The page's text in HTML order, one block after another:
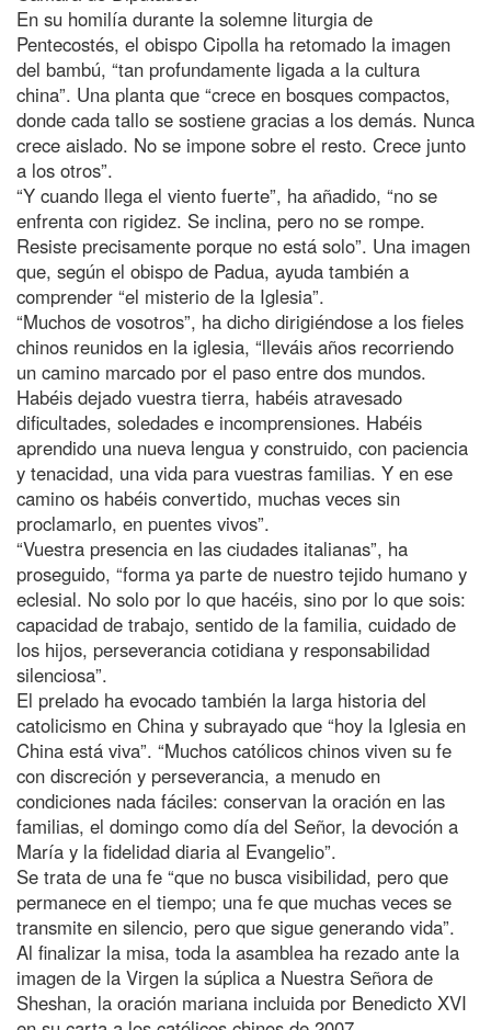
En su homilía durante la solemne liturgia de
Pentecostés, el obispo Cipolla ha retomado la imagen
del bambú, “tan profundamente ligada a la cultura
china”. Una planta que “crece en bosques compactos,
donde cada tallo se sostiene gracias a los demás. Nunca
crece aislado. No se impone sobre el resto. Crece junto
a los otros”.
“Y cuando llega el viento fuerte”, ha añadido, “no se
enfrenta con rigidez. Se inclina, pero no se rompe.
Resiste precisamente porque no está solo”. Una imagen
que, según el obispo de Padua, ayuda también a
comprender “el misterio de la Iglesia”.
“Muchos de vosotros”, ha dicho dirigiéndose a los fieles
chinos reunidos en la iglesia, “lleváis años recorriendo
un camino marcado por el paso entre dos mundos.
Habéis dejado vuestra tierra, habéis atravesado
dificultades, soledades e incomprensiones. Habéis
aprendido una nueva lengua y construido, con paciencia
y tenacidad, una vida para vuestras familias. Y en ese
camino os habéis convertido, muchas veces sin
proclamarlo, en puentes vivos”.
“Vuestra presencia en las ciudades italianas”, ha
proseguido, “forma ya parte de nuestro tejido humano y
eclesial. No solo por lo que hacéis, sino por lo que sois:
capacidad de trabajo, sentido de la familia, cuidado de
los hijos, perseverancia cotidiana y responsabilidad
silenciosa”.
El prelado ha evocado también la larga historia del
catolicismo en China y subrayado que “hoy la Iglesia en
China está viva”. “Muchos católicos chinos viven su fe
con discreción y perseverancia, a menudo en
condiciones nada fáciles: conservan la oración en las
familias, el domingo como día del Señor, la devoción a
María y la fidelidad diaria al Evangelio”.
Se trata de una fe “que no busca visibilidad, pero que
permanece en el tiempo; una fe que muchas veces se
transmite en silencio, pero que sigue generando vida”.
Al finalizar la misa, toda la asamblea ha rezado ante la
imagen de la Virgen la súplica a Nuestra Señora de
Sheshan, la oración mariana incluida por Benedicto XVI